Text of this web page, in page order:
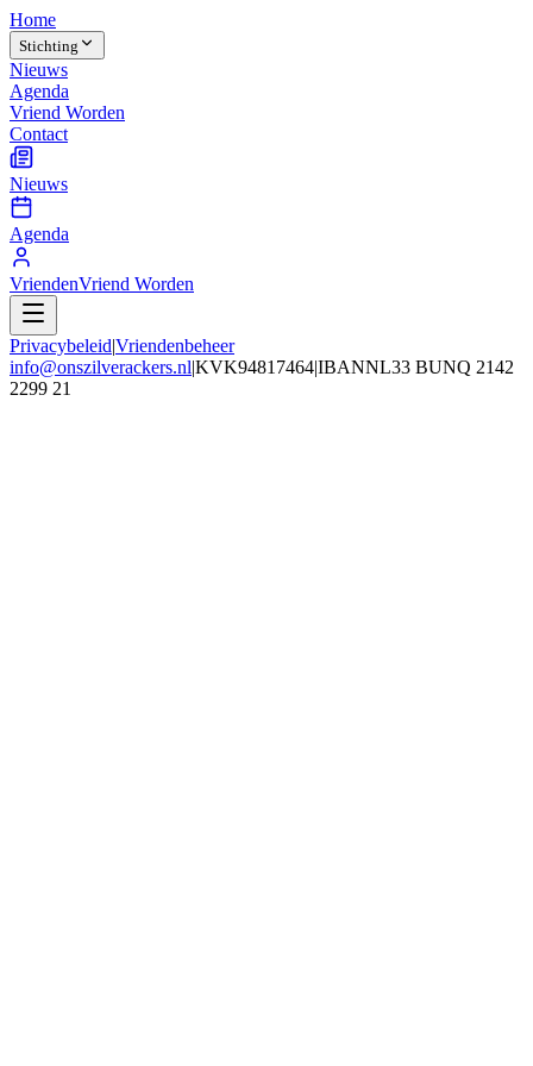
Home
Stichting
Nieuws
Agenda
Vriend Worden
Contact
Nieuws
Agenda
VriendenVriend Worden
Privacybeleid|Vriendenbeheer
info@onszilverackers.nl|KVK94817464|IBANNL33 BUNQ 2142
2299 21